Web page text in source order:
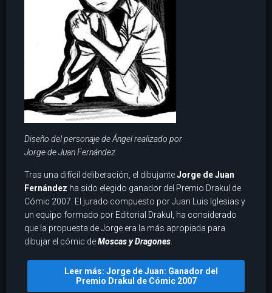
Diseño del personaje de Ángel realizado por
Jorge de Juan Fernández.
Tras una difícil deliberación, el dibujanteJorge de Juan
Fernández ha sido elegido ganador del Premio Drakul de
Cómic 2007. El jurado compuesto por Juan Luis Iglesias y
un equipo formado por Editorial Drakul, ha considerado
que la propuesta de Jorge era la más apropiada para
dibujar el cómic deMoscas y Dragones
Leer más: Jorge de Juan: Ganador del
Premio Drakul de Cómic 2007